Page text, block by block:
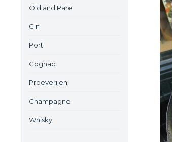
Old and Rare
Gin
Port
Cognac
Proeverijen
Champagne
Whisky